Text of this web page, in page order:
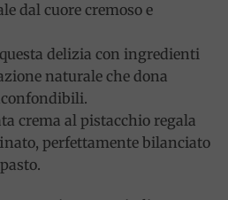
dal cuore cremoso e
delizia con ingredienti
naturale che dona
crema al pistacchio regala
perfettamente bilanciato